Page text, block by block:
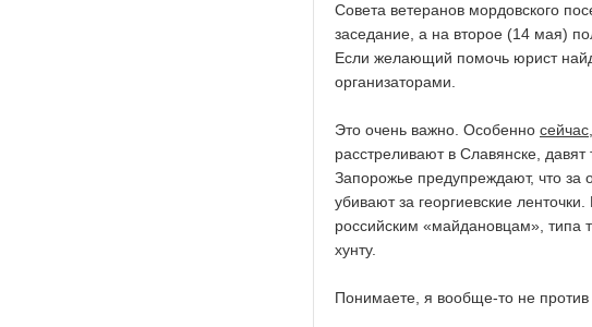
Совета ветеранов мордовского
заседание, а на второе (14 мая)
Если желающий помочь юрист
организаторами.
Это очень важно. Особенно сейчас
расстреливают в Славянске,
Запорожье предупреждают, что за
убивают за георгиевские
российским «майдановцам», типа
хунту.
Понимаете, я вообще-то не против